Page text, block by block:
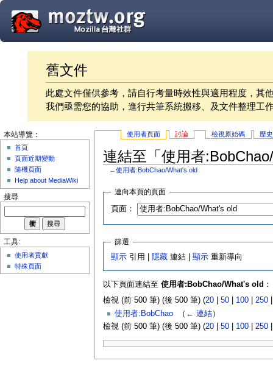
舊文件
此處文件僅供參考，請自行考量時效性與適用程度，其
我們亟需您的協助，進行共筆系統搬移、及文件整理工
使用者頁面 討論 檢視原始碼 歷
連結至「使用者
←使用者:BobChao/What's old
連向本頁的頁面
頁面：
篩選
顯示 引用 | 隱藏 連結 |顯示 重新導向
以下頁面連結至 使用者:BobChao/What's old ：
檢視 (前 500 筆) (後 500 筆) (20| 50| 100| 250
使用者:BobChao‎ （ ← 連結）
檢視 (前 500 筆) (後 500 筆) (20| 50| 100| 250
本站導覽：
首頁
頁面近期變動
隨機頁面
Help about MediaWiki
搜尋
工具:
使用者貢獻
特殊頁面